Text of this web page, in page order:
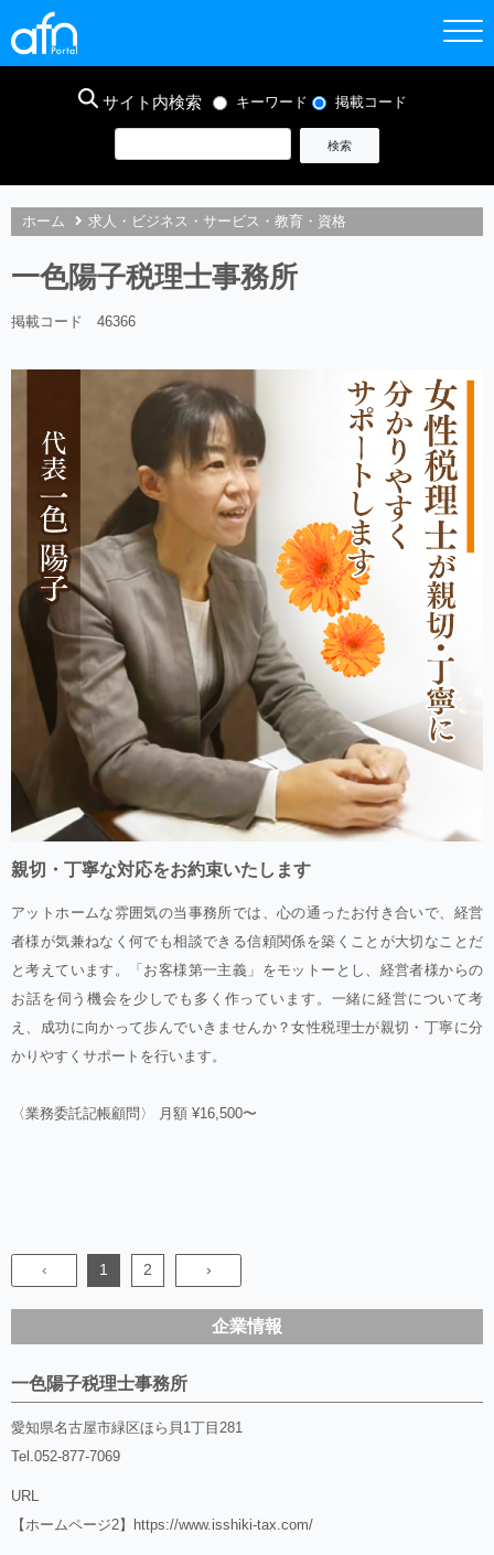
サイト内検索 キーワード 掲載コード
ホーム 求人・ビジネス・サービス・教育・資格
一色陽子税理士事務所
掲載コード 46366
親切・丁寧な対応をお約束いたします
アットホームな雰囲気の当事務所では、心の通ったお付き合いで、経営
者様が気兼ねなく何でも相談できる信頼関係を築くことが大切なことだ
と考えています。「お客様第一主義」をモットーとし、経営者様からの
お話を伺う機会を少しでも多く作っています。一緒に経営について考
え、成功に向かって歩んでいきませんか？女性税理士が親切・丁寧に分
かりやすくサポートを行います。
〈業務委託記帳顧問〉 月額 ¥16,500〜
‹ 1 2 ›
企業情報
一色陽子税理士事務所
愛知県名古屋市緑区ほら貝1丁目281
Tel.052-877-7069
URL
【ホームページ2】
https://www.isshiki-tax.com/